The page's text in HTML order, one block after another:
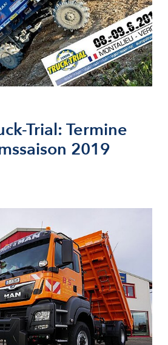
Trial: Termine
2019